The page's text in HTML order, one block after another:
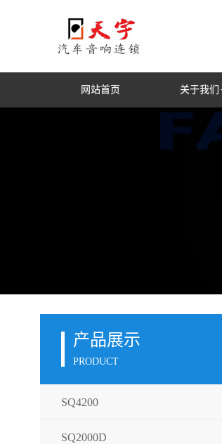
网站首页 关于我们
产品展示
PRODUCT
SQ4200
SQ2000D